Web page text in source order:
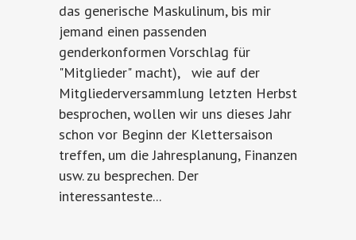
das generische Maskulinum, bis mir
jemand einen passenden
genderkonformen Vorschlag für
"Mitglieder" macht), wie auf der
Mitgliederversammlung letzten Herbst
besprochen, wollen wir uns dieses Jahr
schon vor Beginn der Klettersaison
treffen, um die Jahresplanung, Finanzen
usw. zu besprechen. Der
interessanteste...